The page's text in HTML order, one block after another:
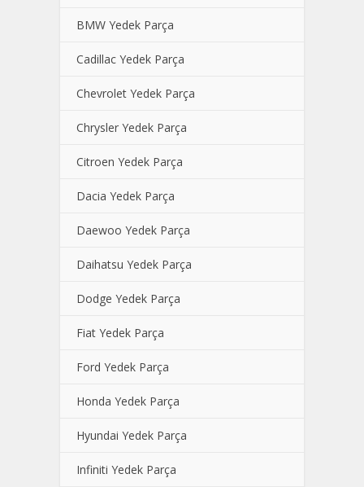
BMW Yedek Parça
Cadillac Yedek Parça
Chevrolet Yedek Parça
Chrysler Yedek Parça
Citroen Yedek Parça
Dacia Yedek Parça
Daewoo Yedek Parça
Daihatsu Yedek Parça
Dodge Yedek Parça
Fiat Yedek Parça
Ford Yedek Parça
Honda Yedek Parça
Hyundai Yedek Parça
Infiniti Yedek Parça